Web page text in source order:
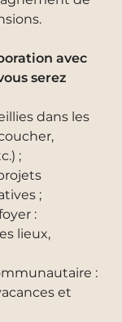
avec
serez
dans les
;
;
:
lieux,
:
et